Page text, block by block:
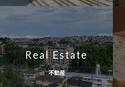
Real Estate
不動産